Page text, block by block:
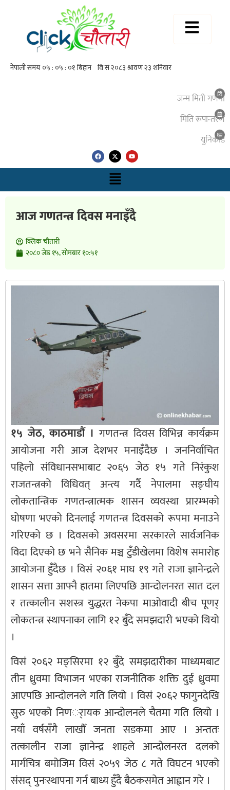
जन्म मिती गणना
मिति रूपान्तरण
युनिकाेड
आज गणतन्त्र दिवस मनाइँदै
क्लिक चाैतारी
२०८० जेष्ठ १५, सोमबार १०:५१
१५ जेठ, काठमाडौं । गणतन्त्र दिवस विभिन्न कार्यक्रम
आयोजना गरी आज देशभर मनाइँदैछ । जननिर्वाचित
पहिलो संविधानसभाबाट २०६५ जेठ १५ गते निरंकुश
राजतन्त्रको विधिवत् अन्त्य गर्दै नेपालमा सङ्घीय
लोकतान्त्रिक गणतन्त्रात्मक शासन व्यवस्था प्रारम्भको
घोषणा भएको दिनलाई गणतन्त्र दिवसको रूपमा मनाउने
गरिएको छ । दिवसको अवसरमा सरकारले सार्वजनिक
विदा दिएको छ भने सैनिक मञ्च टुँडीखेलमा विशेष समारोह
आयोजना हुँदैछ । विसं २०६१ माघ १९ गते राजा ज्ञानेन्द्रले
शासन सत्ता आफ्नै हातमा लिएपछि आन्दोलनरत सात दल
र तत्कालीन सशस्त्र युद्धरत नेकपा माओवादी बीच पूणर्
लोकतन्त्र स्थापनाका लागि १२ बुँदे समझदारी भएको थियो
।
विसं २०६२ मङ्सिरमा १२ बुँदे समझदारीका माध्यमबाट
तीन ध्रुवमा विभाजन भएका राजनीतिक शक्ति दुई ध्रुवमा
आएपछि आन्दोलनले गति लियो । विसं २०६२ फागुनदेखि
सुरु भएको निणर्ायक आन्दोलनले चैतमा गति लियो ।
नयाँ वर्षसँगै लाखौँ जनता सडकमा आए । अन्ततः
तत्कालीन राजा ज्ञानेन्द्र शाहले आन्दोलनरत दलको
मार्गचित्र बमोजिम विसं २०५९ जेठ ८ गते विघटन भएको
संसद् पुनःस्थापना गर्न बाध्य हुँदै बैठकसमेत आह्वान गरे ।